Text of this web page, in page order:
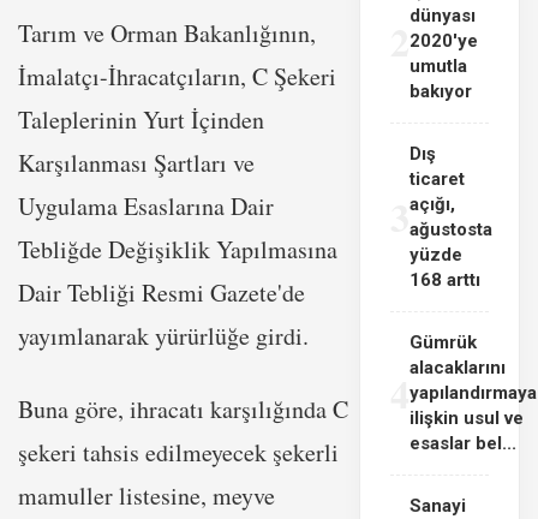
Tarım ve Orman Bakanlığının,
İmalatçı-İhracatçıların, C Şekeri
Taleplerinin Yurt İçinden
Karşılanması Şartları ve
Uygulama Esaslarına Dair
Tebliğde Değişiklik Yapılmasına
Dair Tebliği Resmi Gazete'de
yayımlanarak yürürlüğe girdi.
Buna göre, ihracatı karşılığında C
şekeri tahsis edilmeyecek şekerli
mamuller listesine, meyve
dünyası
2020'ye
umutla
bakıyor
3
Dış
ticaret
açığı,
ağustosta
yüzde
168 arttı
4
Gümrük
alacaklarını
yapılandırmaya
ilişkin usul ve
esaslar bel...
Sanayi